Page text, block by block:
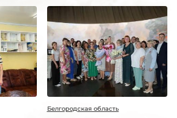
Белгородская область